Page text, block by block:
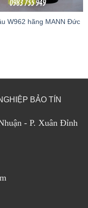
W962 hãng MANN Đức
BẢO TÍN
- P. Xuân Đỉnh